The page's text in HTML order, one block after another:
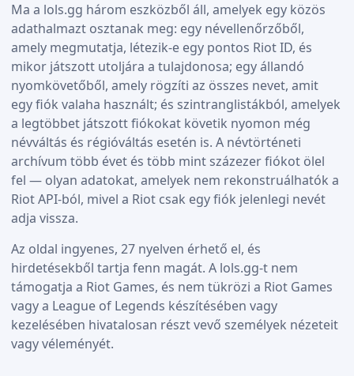
Ma a lols.gg három eszközből áll, amelyek egy közös
adathalmazt osztanak meg: egy névellenőrzőből,
amely megmutatja, létezik-e egy pontos Riot ID, és
mikor játszott utoljára a tulajdonosa; egy állandó
nyomkövetőből, amely rögzíti az összes nevet, amit
egy fiók valaha használt; és szintranglistákból, amelyek
a legtöbbet játszott fiókokat követik nyomon még
névváltás és régióváltás esetén is. A névtörténeti
archívum több évet és több mint százezer fiókot ölel
fel — olyan adatokat, amelyek nem rekonstruálhatók a
Riot API-ból, mivel a Riot csak egy fiók jelenlegi nevét
adja vissza.
Az oldal ingyenes, 27 nyelven érhető el, és
hirdetésekből tartja fenn magát. A lols.gg-t nem
támogatja a Riot Games, és nem tükrözi a Riot Games
vagy a League of Legends készítésében vagy
kezelésében hivatalosan részt vevő személyek nézeteit
vagy véleményét.